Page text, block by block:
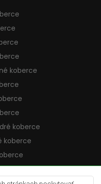
koberce
koberce
koberce